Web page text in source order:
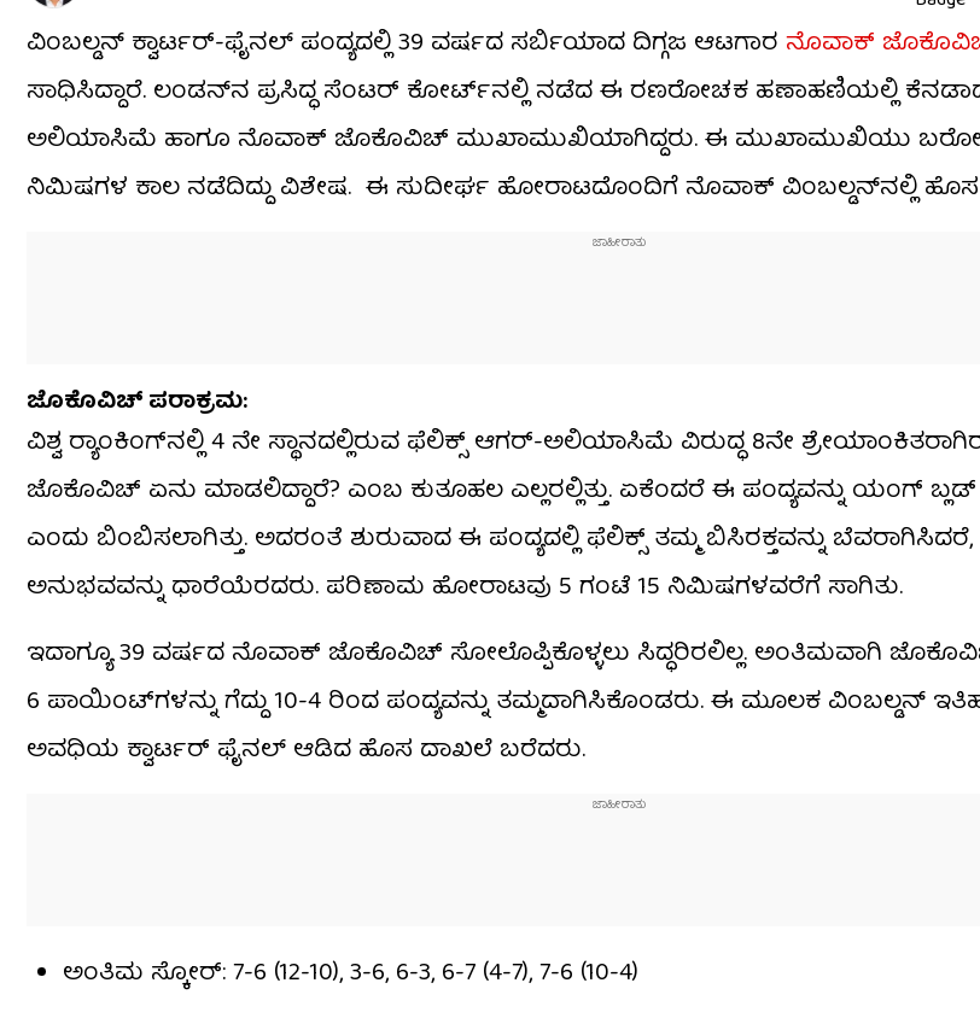
ವಿಂಬಲ್ಡನ್ ಕ್ವಾರ್ಟರ್-ಫೈನಲ್ ಪಂದ್ಯದಲ್ಲಿ 39 ವರ್ಷದ ಸರ್ಬಿಯಾದ ದಿಗ್ಗಜ ಆಟಗಾರ ನೊವಾಕ್
ಸಾಧಿಸಿದ್ದಾರೆ. ಲಂಡನ್‌ನ ಪ್ರಸಿದ್ಧ ಸೆಂಟರ್ ಕೋರ್ಟ್‌ನಲ್ಲಿ ನಡೆದ ಈ ರಣರೋಚಕ ಹಣಾಹಣಿಯಲ್ಲಿ
ಅಲಿಯಾಸಿಮೆ ಹಾಗೂ ನೊವಾಕ್ ಜೊಕೊವಿಚ್ ಮುಖಾಮುಖಿಯಾಗಿದ್ದರು. ಈ ಮುಖಾಮುಖಿಯು
ನಿಮಿಷಗಳ ಕಾಲ ನಡೆದಿದ್ದು ವಿಶೇಷ. ಈ ಸುದೀರ್ಘ ಹೋರಾಟದೊಂದಿಗೆ ನೊವಾಕ್ ವಿಂಬಲ್ಡನ್​ನಲ್ಲಿ
ಜೊಕೊವಿಚ್ ಪರಾಕ್ರಮ:
ವಿಶ್ವ ರ‍್ಯಾಂಕಿಂಗ್‌ನಲ್ಲಿ 4 ನೇ ಸ್ಥಾನದಲ್ಲಿರುವ ಫೆಲಿಕ್ಸ್ ಆಗರ್-ಅಲಿಯಾಸಿಮೆ ವಿರುದ್ಧ 8ನೇ
ಜೊಕೊವಿಚ್ ಏನು ಮಾಡಲಿದ್ದಾರೆ? ಎಂಬ ಕುತೂಹಲ ಎಲ್ಲರಲ್ಲಿತ್ತು. ಏಕೆಂದರೆ ಈ ಪಂದ್ಯವನ್ನು ಯಂಗ್
ಎಂದು ಬಿಂಬಿಸಲಾಗಿತ್ತು. ಅದರಂತೆ ಶುರುವಾದ ಈ ಪಂದ್ಯದಲ್ಲಿ ಫೆಲಿಕ್ಸ್ ತಮ್ಮ ಬಿಸಿರಕ್ತವನ್ನು
ಅನುಭವವನ್ನು ಧಾರೆಯೆರದರು. ಪರಿಣಾಮ ಹೋರಾಟವು 5 ಗಂಟೆ 15 ನಿಮಿಷಗಳವರೆಗೆ ಸಾಗಿತು.
ಇದಾಗ್ಯೂ 39 ವರ್ಷದ ನೊವಾಕ್ ಜೊಕೊವಿಚ್ ಸೋಲೊಪ್ಪಿಕೊಳ್ಳಲು ಸಿದ್ಧರಿರಲಿಲ್ಲ. ಅಂತಿಮವಾಗಿ
6 ಪಾಯಿಂಟ್‌ಗಳನ್ನು ಗೆದ್ದು 10-4 ರಿಂದ ಪಂದ್ಯವನ್ನು ತಮ್ಮದಾಗಿಸಿಕೊಂಡರು. ಈ ಮೂಲಕ ವಿಂಬಲ್ಡನ್
ಅವಧಿಯ ಕ್ವಾರ್ಟರ್ ಫೈನಲ್ ಆಡಿದ ಹೊಸ ದಾಖಲೆ ಬರೆದರು.
ಅಂತಿಮ ಸ್ಕೋರ್: 7-6 (12-10), 3-6, 6-3, 6-7 (4-7), 7-6 (10-4)